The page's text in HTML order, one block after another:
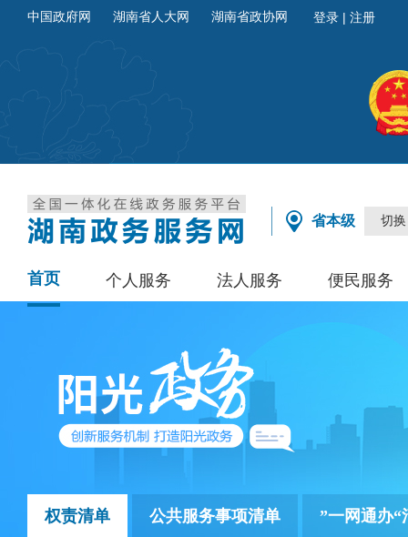
中国政府网 湖南省人大网 湖南省政协网
省本级 切换
首页 个人服务 法人服务 便民服务
权责清单 公共服务事项清单 ”一网通办“